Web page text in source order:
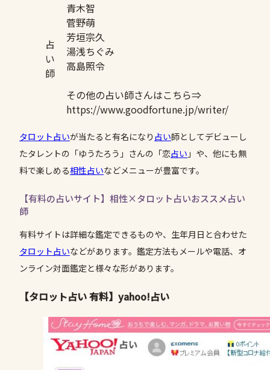
占
い
師
青木智
菅野萌
芳垣宗久
湯浅ちぐみ
高島照令
その他の占い師さんはこちら⇒
https://www.goodfortune.jp/writer/
タロット占いが当たると有名になり 占い師としてデビューし
たタレントの「ゆうたろう」さんの「恋占い 」や、他にも無
料で楽しめる相性占いなどメニューが豊富です。
【有料の占いサイト】相性×タロット占いおススメ占い
師
有料サイトは詳細な鑑定できるものや、生年月日と合わせた
タロット占いなどがあります。鑑定方法もメールや電話、オ
ンライン対面鑑定と様々な形があります。
【タロット占い 有料】yahoo!占い